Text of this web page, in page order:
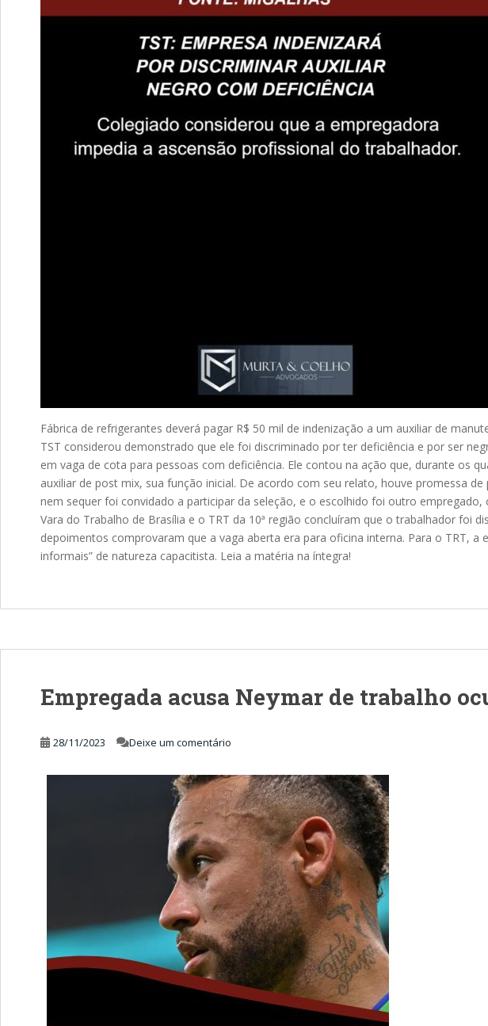
Fábrica de refrigerantes deverá pagar R$ 50 mil de indenização a um auxiliar de
TST considerou demonstrado que ele foi discriminado por ter deficiência e por ser
em vaga de cota para pessoas com deficiência. Ele contou na ação que, durante os
auxiliar de post mix, sua função inicial. De acordo com seu relato, houve promessa
nem sequer foi convidado a participar da seleção, e o escolhido foi outro
Vara do Trabalho de Brasília e o TRT da 10ª região concluíram que o trabalhador foi
depoimentos comprovaram que a vaga aberta era para oficina interna. Para o TRT,
informais” de natureza capacitista. Leia a matéria na íntegra!
Empregada acusa Neymar de trabalho
28/11/2023 Deixe um comentário